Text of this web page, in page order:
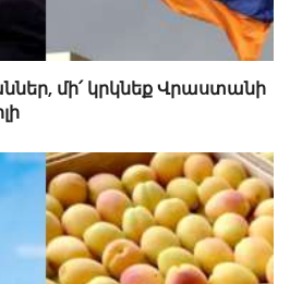
մի՛ կրկնեք Վրաստանի